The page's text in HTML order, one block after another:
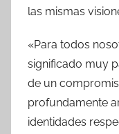
las mismas
«Para todos
significado muy
de un
profundamente
identidades